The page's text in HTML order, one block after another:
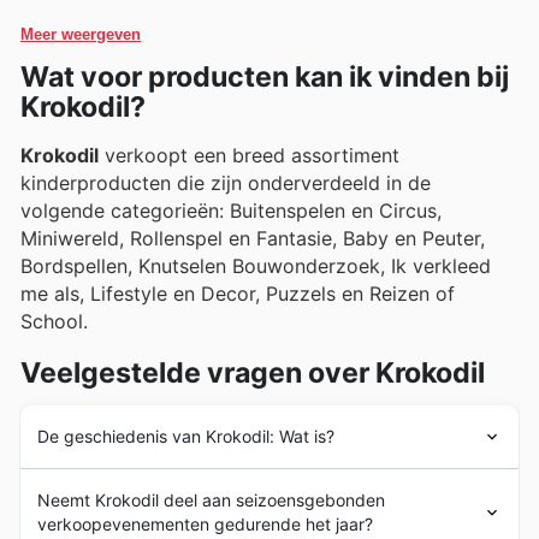
de wekelijkse reclamefolders, brochures en de online
catalogus, waar ze vaak exclusieve aanbiedingen en
aantrekkelijke promoties ontdekken.
Meer weergeven
Wat voor producten kan ik vinden bij
Krokodil?
Krokodil verkoopt een breed assortiment
kinderproducten die zijn onderverdeeld in de
volgende categorieën: Buitenspelen en Circus,
Miniwereld, Rollenspel en Fantasie, Baby en Peuter,
Bordspellen, Knutselen Bouwonderzoek, Ik verkleed
me als, Lifestyle en Decor, Puzzels en Reizen of
School.
Veelgestelde vragen over Krokodil
De geschiedenis van Krokodil: Wat is?
Brugge, België waar het zijn winkel heeft. Vanaf het
begin is het bedrijf een referentie geweest in de
Neemt Krokodil deel aan seizoensgebonden
verkoopevenementen gedurende het jaar?